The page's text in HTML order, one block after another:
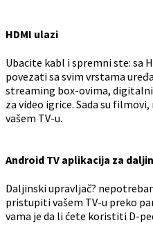
HDMI ulazi
Ubacite kabl i spremni ste: sa
povezati sa svim vrstama
streaming box-ovima,
za video igrice. Sada su
vašem TV-u.
Android TV aplikacija za
Daljinski upravljač?
pristupiti vašem TV-u preko
vama je da li ćete koristiti D-